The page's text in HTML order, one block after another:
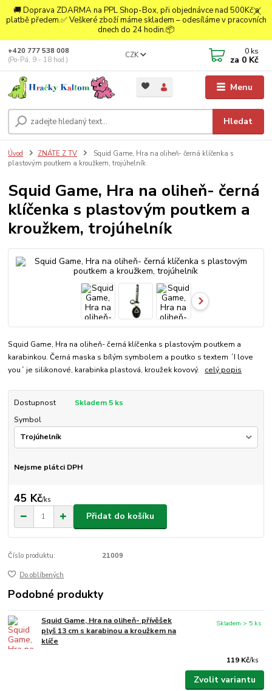
🚚 Doprava ZDARMA na PPL Shop-Box, při objednávce nad 500Kč a
platbě předem.✅ Veškeré zboží máme skladem – odesíláme v pracovních
dnech do 24 hodin.📦
Menu
CZK
Hledat
+420 777 538 008
(Po-Pá, 9 - 18 hod.)
0 ks
za 0 Kč
Úvod ZNÁTE Z TV
Squid Game, Hra na oliheň- černá klíčenka s
plastovým poutkem a kroužkem, trojúhelník
Squid Game, Hra na oliheň- černá
klíčenka s plastovým poutkem a
kroužkem, trojúhelník
Squid Game, Hra na oliheň- černá klíčenka s plastovým poutkem a
karabinkou. Černá maska s bílým symbolem a poutko s textem ´I love
you´ je silikonové, karabinka plastová, kroužek kovový. celý popis
Dostupnost
Skladem 5 ks
Symbol
Nejsme plátci DPH
45 Kč/ks
Přidat do košíku
Číslo produktu: 21009
Do oblíbených
Podobné produkty
Squid Game, Hra na oliheň- přívěšek
plyš 13 cm s karabinou a kroužkem na
klíče
119 Kč/ks
Skladem > 5 ks
Zvolit variantu